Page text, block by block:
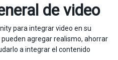
de video
para integrar video en su
agregar realismo, ahorrar
a integrar el contenido